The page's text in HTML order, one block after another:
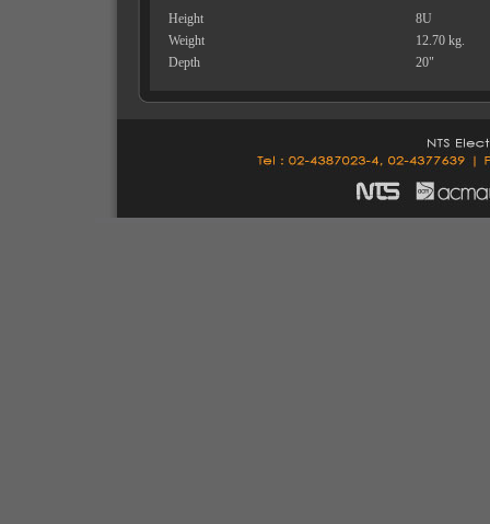
Height
8U
Weight
12.70 kg.
Depth
20"